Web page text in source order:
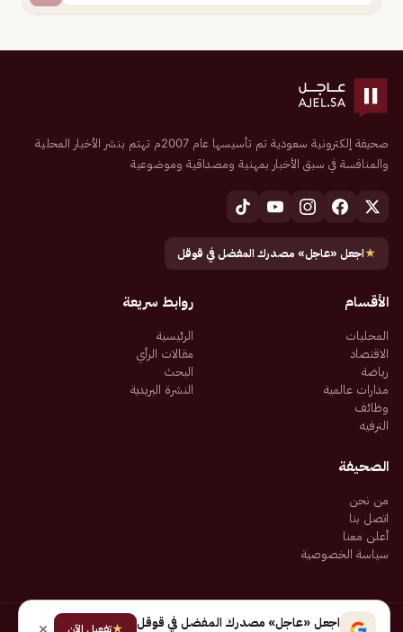
صحيفة إلكترونية سعودية تم تأسيسها عام 2007م تهتم بنشر الأخبار المحلية
والمنافسة في سبق الأخبار بمهنية ومصداقية وموضوعية
★اجعل «عاجل» مصدرك المفضل في قوقل
الأقسام
المحليات
الاقتصاد
رياضة
مدارات عالمية
وظائف
الترفيه
روابط سريعة
الرئيسية
مقالات الرأي
البحث
النشرة البريدية
الصحيفة
من نحن
اتصل بنا
أعلن معنا
سياسة الخصوصية
جميع الحقوق محفوظة لـ شركة إيجاز للنشر الإلكتروني المالكة لصحيفة عاجل
اجعل «عاجل» مصدرك المفضل في قوقل ★تفعيل الآن